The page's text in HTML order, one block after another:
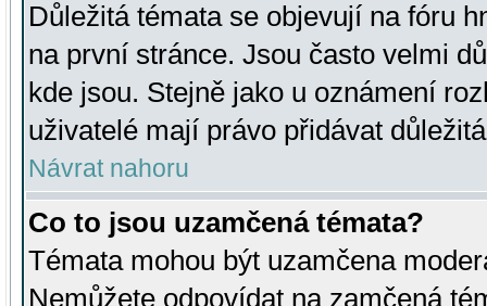
Důležitá témata se objevují na fóru
na první stránce. Jsou často velmi
kde jsou. Stejně jako u oznámení
uživatelé mají právo přidávat
Návrat nahoru
Co to jsou uzamčená témata?
Témata mohou být uzamčena
Nemůžete odpovídat na zamčená